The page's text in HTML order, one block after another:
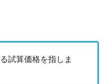
試算価格を指しま